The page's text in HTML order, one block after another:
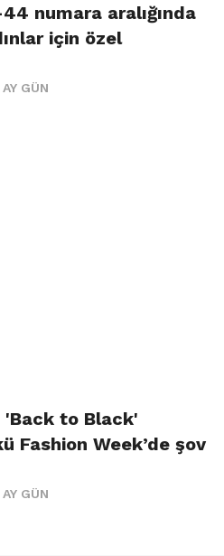
numara aralığında
için özel
GÜN
'Back to Black'
Fashion Week’de şov
GÜN